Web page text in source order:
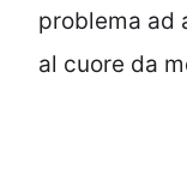
problema ad
al cuore da